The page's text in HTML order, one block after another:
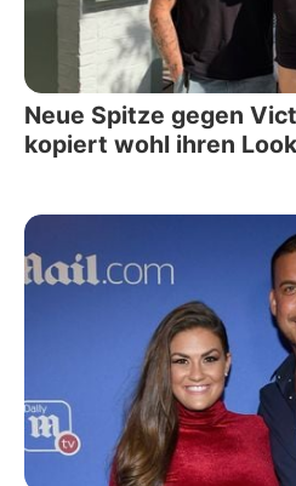
Neue Spitze gegen
kopiert wohl ihren Look